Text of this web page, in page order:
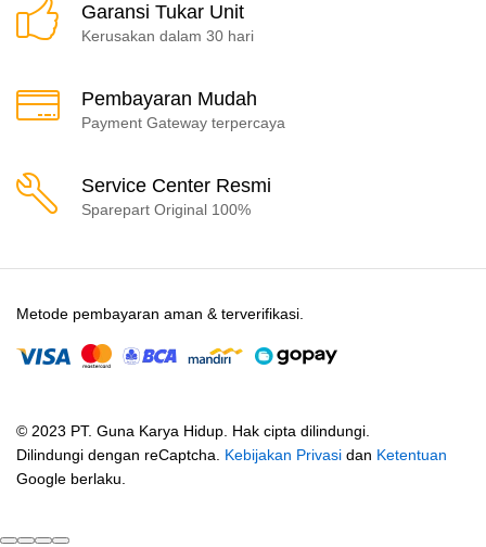
Garansi Tukar Unit
Kerusakan dalam 30 hari
Pembayaran Mudah
Payment Gateway terpercaya
Service Center Resmi
Sparepart Original 100%
© 2023 PT. Guna Karya Hidup. Hak cipta dilindungi.
Dilindungi dengan reCaptcha. Kebijakan Privasi dan Ketentuan
Google berlaku.
Metode pembayaran aman & terverifikasi.